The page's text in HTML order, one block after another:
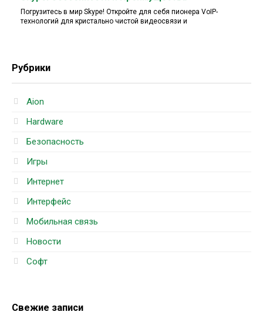
Погрузитесь в мир Skype! Откройте для себя пионера VoIP-
технологий для кристально чистой видеосвязи и
Рубрики
Aion
Hardware
Безопасность
Игры
Интернет
Интерфейс
Мобильная связь
Новости
Софт
Свежие записи